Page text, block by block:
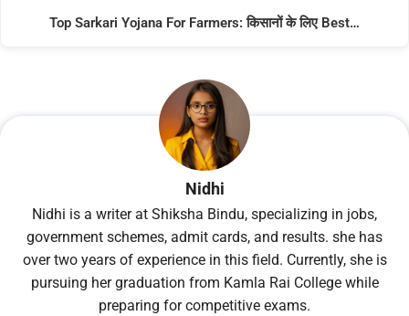
Top Sarkari Yojana For Farmers: किसानों के लिए Best…
Nidhi
Nidhi is a writer at Shiksha Bindu, specializing in jobs,
government schemes, admit cards, and results. she has
over two years of experience in this field. Currently, she is
pursuing her graduation from Kamla Rai College while
preparing for competitive exams.